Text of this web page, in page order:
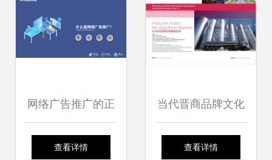
深度探索
网络广告推广的正
确解读 企业形象策
查看详情
当代晋商品牌文化
研究院 铸就太原钢
查看详情